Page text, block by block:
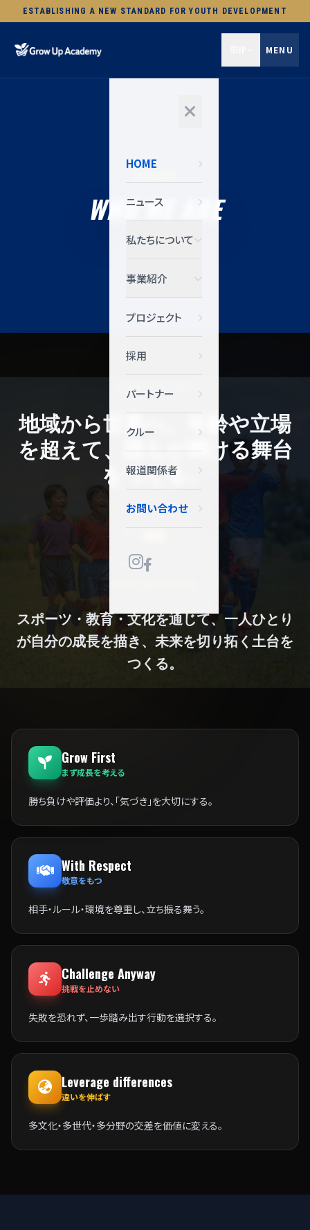
ESTABLISHING A NEW STANDARD FOR YOUTH DEVELOPMENT
MENU
HOME
ニュース
私たちについて
事業紹介
プロジェクト
採用
パートナー
クルー
報道関係者
お問い合わせ
WHO WE ARE
地域から世界へ。年齢や立場
を超えて、誰もが輝ける舞台
をつくる。
スポーツ・教育・文化を通じて、一人ひとり
が自分の成長を描き、未来を切り拓く土台を
つくる。
Grow First
まず成長を考える
勝ち負けや評価より、「気づき」を大切にする。
With Respect
敬意をもつ
相手・ルール・環境を尊重し、立ち振る舞う。
Challenge Anyway
挑戦を止めない
失敗を恐れず、一歩踏み出す行動を選択する。
Leverage differences
違いを伸ばす
多文化・多世代・多分野の交差を価値に変える。